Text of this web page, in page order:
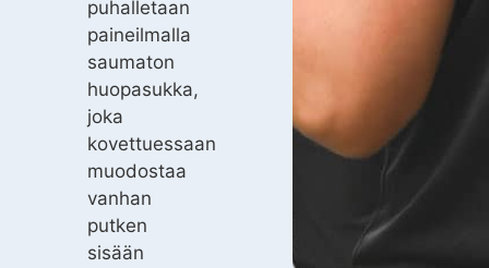
puhalletaan
paineilmalla
saumaton
huopasukka,
joka
kovettuessaan
muodostaa
vanhan
putken
sisään